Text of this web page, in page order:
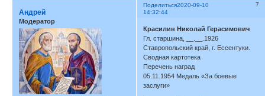
Поделиться 7
2020-09-10
14:32:44
Андрей
Модератор
Красилин Николай Герасимович
Гл. старшина, __.__.1926
Ставропольский край, г. Ессентуки.
Сводная картотека
Перечень наград
05.11.1954 Медаль «За боевые
заслуги»